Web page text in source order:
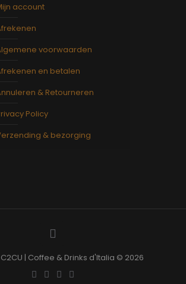
account
voorwaarden
en betalen
& Retourneren
Policy
& bezorging
| Coffee & Drinks d'Italia © 2026